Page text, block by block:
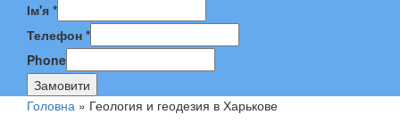
Ім'я *
Телефон *
Phone
Замовити
Головна » Геология и геодезия в Харькове